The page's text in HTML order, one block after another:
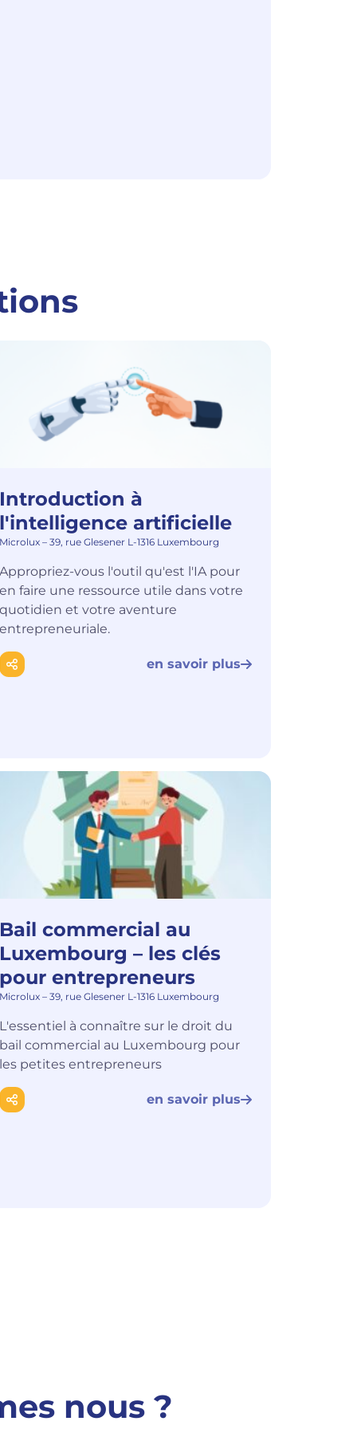
Introduction à
l'intelligence artificielle
Microlux – 39, rue Glesener L-1316 Luxembourg
Appropriez-vous l'outil qu'est l'IA pour
en faire une ressource utile dans votre
quotidien et votre aventure
entrepreneuriale.
en savoir plus
Bail commercial au
Luxembourg – les clés
pour entrepreneurs
Microlux – 39, rue Glesener L-1316 Luxembourg
L'essentiel à connaître sur le droit du
bail commercial au Luxembourg pour
les petites entrepreneurs
en savoir plus
nous ?